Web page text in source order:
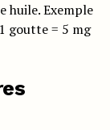
huile. Exemple
goutte = 5 mg